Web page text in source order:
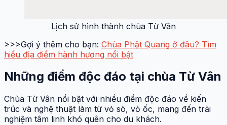
Lịch sử hình thành chùa Từ Vân
>>>Gợi ý thêm cho bạn: Chùa Phật Quang ở đâu? Tìm
hiểu địa điểm hành hương nổi bật
Những điểm độc đáo tại chùa Từ Vân
Chùa Từ Vân nổi bật với nhiều điểm độc đáo về kiến
trúc và nghệ thuật làm từ vỏ sò, vỏ ốc, mang đến trải
nghiệm tâm linh khó quên cho du khách.